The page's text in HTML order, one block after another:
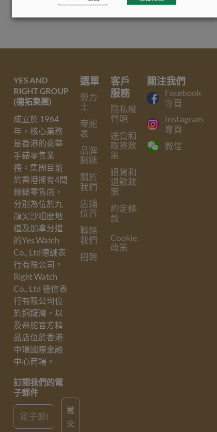
選單
勞力
士
帝舵
表
品牌
腕錶
關於
我們
店鋪
位置
聯絡
我們
招聘
客戶
服務
隱私權
聲明
送貨和
取貨政
策
退貨和
退款政
策
約定條
款
Cookie
政策
關注我們
Facebook
專頁
Instagram
專頁
微信
YES AND
RIGHT GROUP
(德拓集團)
成立於 1964
年，核心業務
是香港的豪華
手錶零售業
務。集團目前
於香港擁有4間
鐘錶零售店，
分別為位於九
龍尖沙咀麼地
道及加拿分道
的Yes Watch
Co., Ltd德誠表
行有限公司。
Right Watch
Co., Ltd 德信表
行有限公司位
於銅鑼灣，以
及帝舵官方精
品店位於香港
中環國際金融
中心商場。
訂閱我們的電
子郵件
Email 遞
交